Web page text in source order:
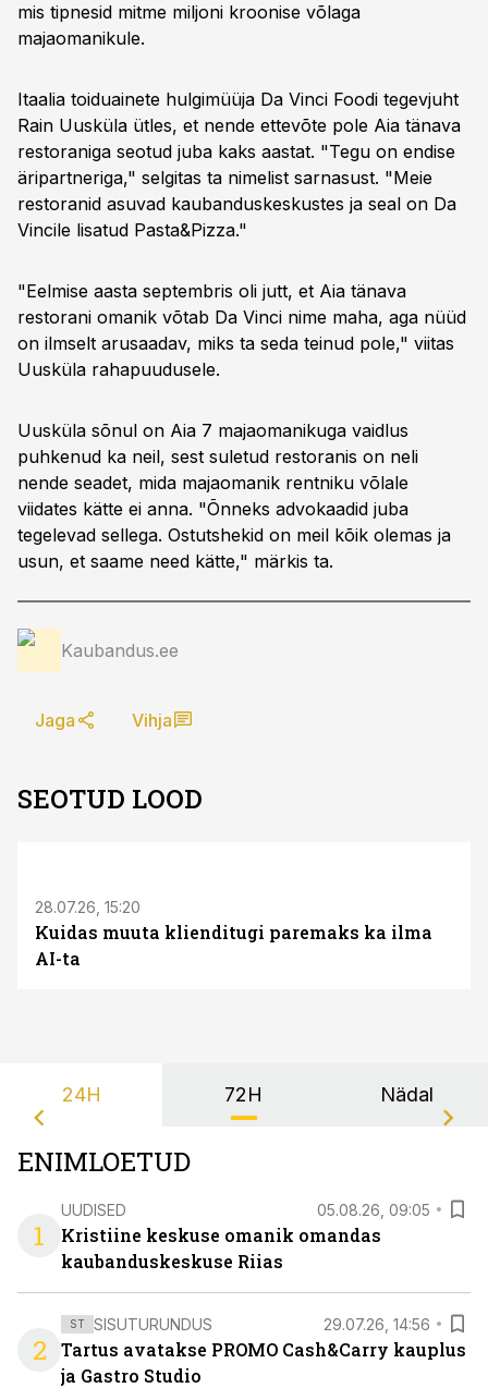
mis tipnesid mitme miljoni kroonise võlaga
majaomanikule.
Itaalia toiduainete hulgimüüja Da Vinci Foodi tegevjuht
Rain Uusküla ütles, et nende ettevõte pole Aia tänava
restoraniga seotud juba kaks aastat. "Tegu on endise
äripartneriga," selgitas ta nimelist sarnasust. "Meie
restoranid asuvad kaubanduskeskustes ja seal on Da
Vincile lisatud Pasta&Pizza."
"Eelmise aasta septembris oli jutt, et Aia tänava
restorani omanik võtab Da Vinci nime maha, aga nüüd
on ilmselt arusaadav, miks ta seda teinud pole," viitas
Uusküla rahapuudusele.
Uusküla sõnul on Aia 7 majaomanikuga vaidlus
puhkenud ka neil, sest suletud restoranis on neli
nende seadet, mida majaomanik rentniku võlale
viidates kätte ei anna. "Õnneks advokaadid juba
tegelevad sellega. Ostutshekid on meil kõik olemas ja
usun, et saame need kätte," märkis ta.
Kaubandus.ee
Jaga Vihja
SEOTUD LOOD
28.07.26, 15:20
Kuidas muuta klienditugi paremaks ka ilma
AI-ta
24H 72H Nädal
ENIMLOETUD
1
UUDISED 05.08.26, 09:05
Kristiine keskuse omanik omandas
kaubanduskeskuse Riias
2
ST SISUTURUNDUS 29.07.26, 14:56
Tartus avatakse PROMO Cash&Carry kauplus
ja Gastro Studio